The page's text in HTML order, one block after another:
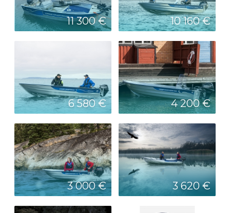
11 300 € 10 160 €
6 580 € 4 200 €
3 000 € 3 620 €